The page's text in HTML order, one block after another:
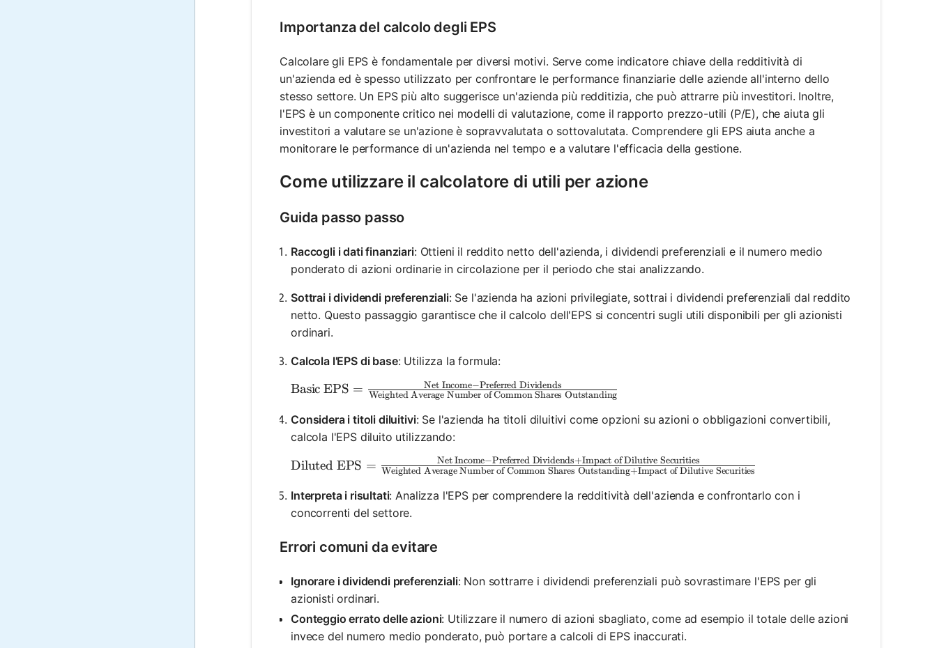
Importanza del calcolo degli EPS
Calcolare gli EPS è fondamentale per diversi motivi. Serve come indicatore chiave della redditività di
un'azienda ed è spesso utilizzato per confrontare le performance finanziarie delle aziende all'interno dello
stesso settore. Un EPS più alto suggerisce un'azienda più redditizia, che può attrarre più investitori. Inoltre,
l'EPS è un componente critico nei modelli di valutazione, come il rapporto prezzo-utili (P/E), che aiuta gli
investitori a valutare se un'azione è sopravvalutata o sottovalutata. Comprendere gli EPS aiuta anche a
monitorare le performance di un'azienda nel tempo e a valutare l'efficacia della gestione.
Come utilizzare il calcolatore di utili per azione
Guida passo passo
Raccogli i dati finanziari: Ottieni il reddito netto dell'azienda, i dividendi preferenziali e il numero medio
ponderato di azioni ordinarie in circolazione per il periodo che stai analizzando.
Sottrai i dividendi preferenziali: Se l'azienda ha azioni privilegiate, sottrai i dividendi preferenziali dal reddito
netto. Questo passaggio garantisce che il calcolo dell'EPS si concentri sugli utili disponibili per gli azionisti
ordinari.
Calcola l'EPS di base: Utilizza la formula:
\text{Basic EPS} = \frac{\text{Net Income} - \text{Preferred Dividends}}{\text{Weighted Average Number of
Basic EPS = Weighted Average Number of Common Shares Outstanding
Net Income−Preferred Dividends
Considera i titoli diluitivi: Se l'azienda ha titoli diluitivi come opzioni su azioni o obbligazioni convertibili,
calcola l'EPS diluito utilizzando:
\text{Diluted EPS} = \frac{\text{Net Income} - \text{Preferred Dividends} + \text{Impact of Dilutive
Diluted EPS = Weighted Average Number of Common Shares Outstanding+Impact of Dilutive Securities
Net Income−Preferred Dividends+Impact of Dilutive Securities
Interpreta i risultati: Analizza l'EPS per comprendere la redditività dell'azienda e confrontarlo con i
concorrenti del settore.
Errori comuni da evitare
Ignorare i dividendi preferenziali: Non sottrarre i dividendi preferenziali può sovrastimare l'EPS per gli
azionisti ordinari.
Conteggio errato delle azioni: Utilizzare il numero di azioni sbagliato, come ad esempio il totale delle azioni
invece del numero medio ponderato, può portare a calcoli di EPS inaccurati.